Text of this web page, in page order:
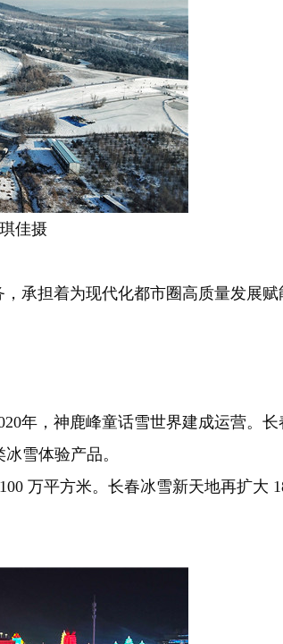
佳摄
担着为现代化都市圈高质量发展赋
年，神鹿峰童话雪世界建成运营。
雪体验产品。
万平方米。长春冰雪新天地再扩大